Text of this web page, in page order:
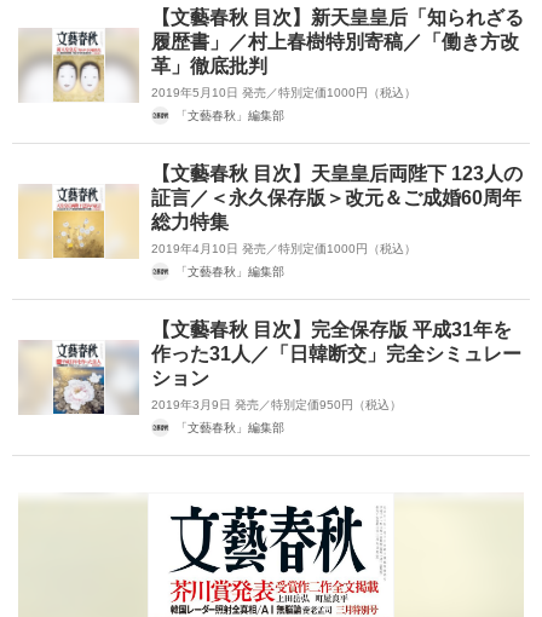
【文藝春秋 目次】新天皇皇后「知られざる
履歴書」／村上春樹特別寄稿／「働き方改
革」徹底批判
2019年5月10日 発売／特別定価1000円（税込）
「文藝春秋」編集部
【文藝春秋 目次】天皇皇后両陛下 123人の
証言／＜永久保存版＞改元＆ご成婚60周年
総力特集
2019年4月10日 発売／特別定価1000円（税込）
「文藝春秋」編集部
【文藝春秋 目次】完全保存版 平成31年を
作った31人／「日韓断交」完全シミュレー
ション
2019年3月9日 発売／特別定価950円（税込）
「文藝春秋」編集部